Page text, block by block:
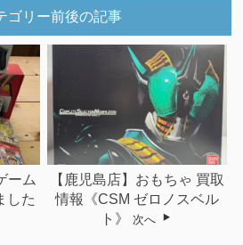
ゴリー前後の記事
ーム
した
【鹿児島店】おもちゃ 買取
情報《CSM ゼロノスベル
ト》
次へ